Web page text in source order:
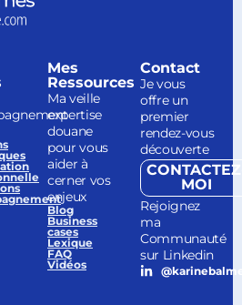
Mes
Ressources
Ma veille
expertise
douane
pour vous
aider à
cerner vos
enjeux
Blog
Business
cases
Lexique
FAQ
Vidéos
Contact
Je vous
offre un
premier
rendez-vous
découverte
MOI
Rejoignez
ma
Communauté
sur Linkedin